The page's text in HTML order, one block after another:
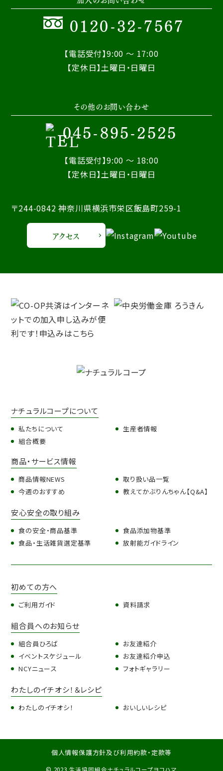
0120-32-7567
【電話受付】9:00 ～ 17:00
【定休日】土曜日・日曜日
その他のお問い合わせ
045-895-2525
【電話受付】9:00 ～ 18:00
【定休日】土曜日・日曜日
〒244-0842 神奈川県横浜市栄区飯島町259-1
アクセス
ナチュラルコープについて
私たちについて
組合概要
生産者情報
商品・サービス情報
商品情報NEWS
今週のおすすめ
取り扱い品一覧
教えてかぶりんちゃん【Q&A】
安心安全の取り組み
食の安全・商品基準
食品・生活雑貨選定基準
食品添加物基準
放射能ガイドライン
初めての方へ
ご利用ガイド 資料請求
組合員へのお知らせ
組合員ひろば
イベントスケジュール
NCYニュース
お友達紹介
お友達紹介申込
フォトギャラリー
わたしのイチオシ！＆レシピ
わたしのイチオシ！ おいしいレシピ
個人情報保護方針及び利用約款・定款等
© 2023 生活協同組合ナチュラルコープヨコハマ